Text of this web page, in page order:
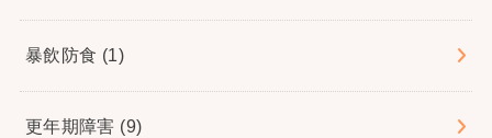
暴飲防食 (1)
更年期障害 (9)